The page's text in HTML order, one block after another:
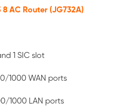
8 AC Router (JG732A)
1 SIC slot
1000 WAN ports
1000 LAN ports